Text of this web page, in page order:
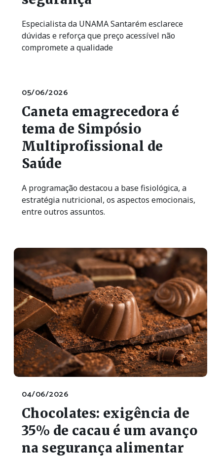
Especialista da UNAMA Santarém esclarece
dúvidas e reforça que preço acessível não
compromete a qualidade
05/06/2026
Caneta emagrecedora é
tema de Simpósio
Multiprofissional de
Saúde
A programação destacou a base fisiológica, a
estratégia nutricional, os aspectos emocionais,
entre outros assuntos.
04/06/2026
Chocolates: exigência de
35% de cacau é um avanço
na segurança alimentar